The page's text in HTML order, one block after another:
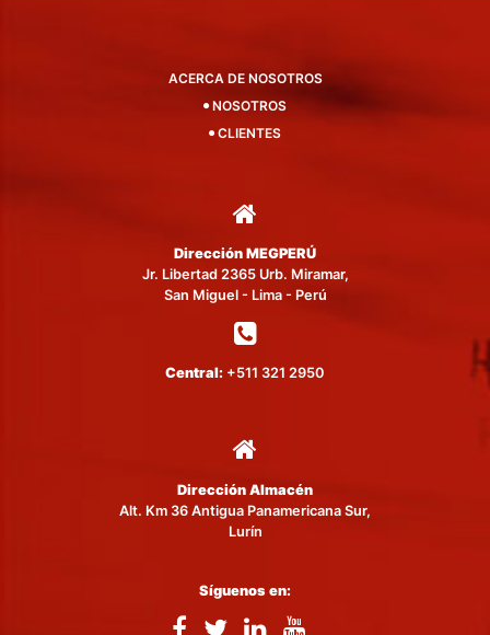
ACERCA DE NOSOTROS
NOSOTROS
CLIENTES
Dirección MEGPERÚ
Jr. Libertad 2365 Urb. Miramar,
San Miguel - Lima - Perú
Central: +511 321 2950
Dirección Almacén
Alt. Km 36 Antigua Panamericana Sur,
Lurín
Síguenos en: